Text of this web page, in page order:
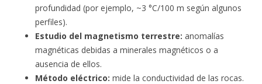
profundidad (por ejemplo, ~3 °C/100 m según algunos
perfiles).
Estudio del magnetismo terrestre: anomalías
magnéticas debidas a minerales magnéticos o a
ausencia de ellos.
Método eléctrico: mide la conductividad de las rocas.